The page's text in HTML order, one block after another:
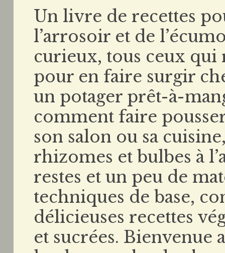
Un livre de recettes
l’arrosoir et de
curieux, tous ceux
pour en faire surgir
un potager prêt-à-
comment faire
son salon ou sa
rhizomes et bulbes à
restes et un peu de
techniques de base,
délicieuses recettes
et sucrées. Bienvenue